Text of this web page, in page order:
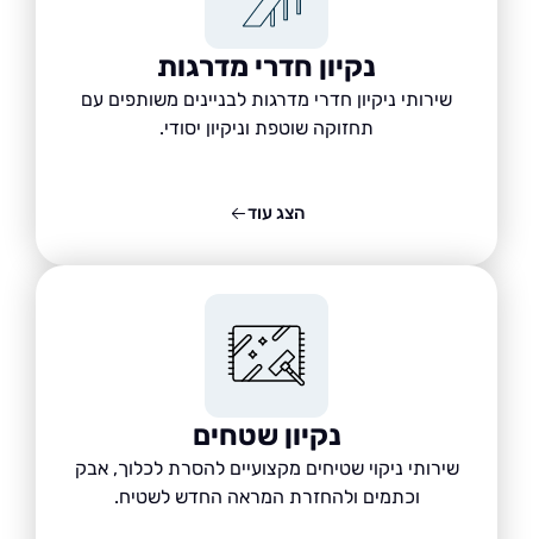
נקיון חדרי מדרגות
שירותי ניקיון חדרי מדרגות לבניינים משותפים עם
תחזוקה שוטפת וניקיון יסודי.
נקיון שטחים
שירותי ניקוי שטיחים מקצועיים להסרת לכלוך, אבק
וכתמים ולהחזרת המראה החדש לשטיח.